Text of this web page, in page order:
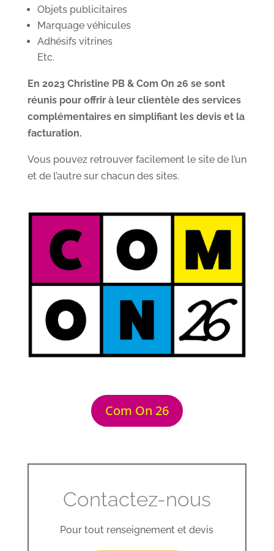
Objets publicitaires
Marquage véhicules
Adhésifs vitrines
Etc.
En 2023 Christine PB & Com On 26 se sont
réunis pour offrir à leur clientèle des services
complémentaires en simplifiant les devis et la
facturation.
Vous pouvez retrouver facilement le site de l’un
et de l’autre sur chacun des sites.
Com On 26
Contactez-nous
Pour tout renseignement et devis